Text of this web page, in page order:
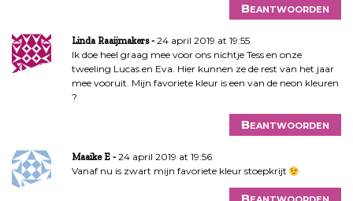
Beantwoorden
Linda Raaijmakers
24 april 2019 at 19:55
Ik doe heel graag mee voor ons nichtje Tess en onze
tweeling Lucas en Eva. Hier kunnen ze de rest van het jaar
mee vooruit. Mijn favoriete kleur is een van de neon kleuren
?
Beantwoorden
Maaike E
24 april 2019 at 19:56
Vanaf nu is zwart mijn favoriete kleur stoepkrijt